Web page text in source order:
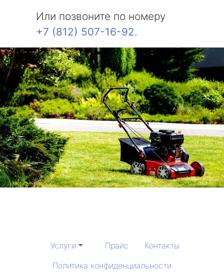
Или позвоните по номеру
+7 (812) 507-16-92.
Услуги Прайс
Контакты
Политика конфиденциальности